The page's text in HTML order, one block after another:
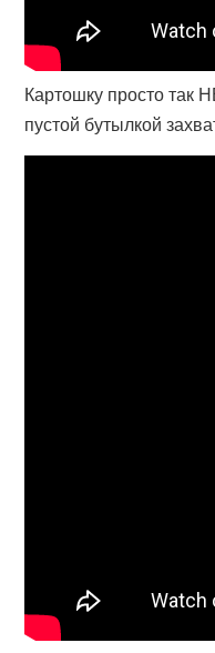
Картошку просто
пустой бутылкой